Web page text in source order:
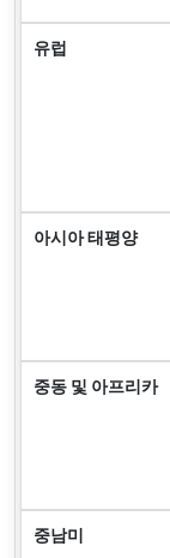
유럽
아시아 태평양
중동 및 아프리카
중남미